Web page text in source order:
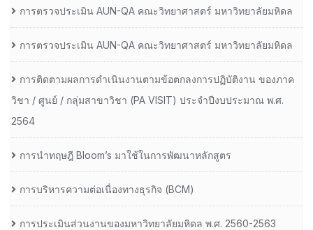
การตรวจประเมิน AUN-QA คณะวิทยาศาสตร์ มหาวิทยาลัยมหิดล
การตรวจประเมิน AUN-QA คณะวิทยาศาสตร์ มหาวิทยาลัยมหิดล
การติดตามผลการดำเนินงานตามข้อตกลงการปฏิบัติงาน ของภาค
วิชา / ศูนย์ / กลุ่มสาขาวิชา (PA VISIT) ประจำปีงบประมาณ พ.ศ.​
2564
การนำทฤษฎี Bloom’s มาใช้ในการพัฒนาหลักสูตร
การบริหารความต่อเนื่องทางธุรกิจ (BCM)
การประเมินส่วนงานของมหาวิทยาลัยมหิดล พ.ศ. 2560-2563